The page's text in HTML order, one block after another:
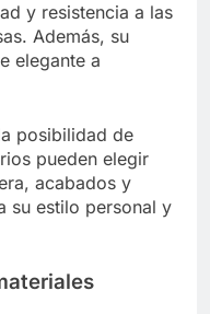
y resistencia a las
Además, su
elegante a
posibilidad de
pueden elegir
acabados y
su estilo personal y